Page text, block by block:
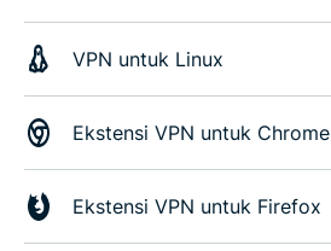
VPN untuk Linux
Ekstensi VPN untuk Chrome
Ekstensi VPN untuk Firefox